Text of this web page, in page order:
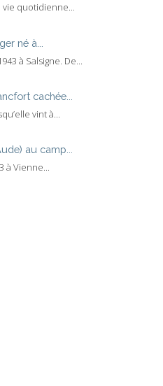
vie quotidienne...
né à...
à Salsigne. De...
cachée...
vint à...
au camp...
à Vienne...